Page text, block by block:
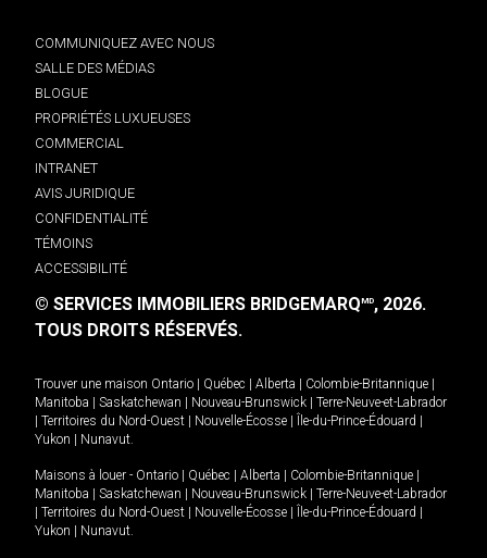
COMMUNIQUEZ AVEC NOUS
SALLE DES MÉDIAS
BLOGUE
PROPRIÉTÉS LUXUEUSES
COMMERCIAL
INTRANET
AVIS JURIDIQUE
CONFIDENTIALITÉ
TÉMOINS
ACCESSIBILITÉ
© SERVICES IMMOBILIERS BRIDGEMARQMD, 2026.
TOUS DROITS RÉSERVÉS.
Trouver une maison Ontario Québec Alberta Colombie-Britannique
Manitoba
Saskatchewan Nouveau-Brunswick
Terre-Neuve-et-Labrador
Territoires du Nord-Ouest Nouvelle-Écosse Île-du-Prince-Édouard
Yukon
Nunavut.
Maisons à louer - Ontario Québec Alberta Colombie-Britannique
Manitoba
Saskatchewan Nouveau-Brunswick
Terre-Neuve-et-Labrador
Territoires du Nord-Ouest Nouvelle-Écosse Île-du-Prince-Édouard
Yukon
Nunavut.